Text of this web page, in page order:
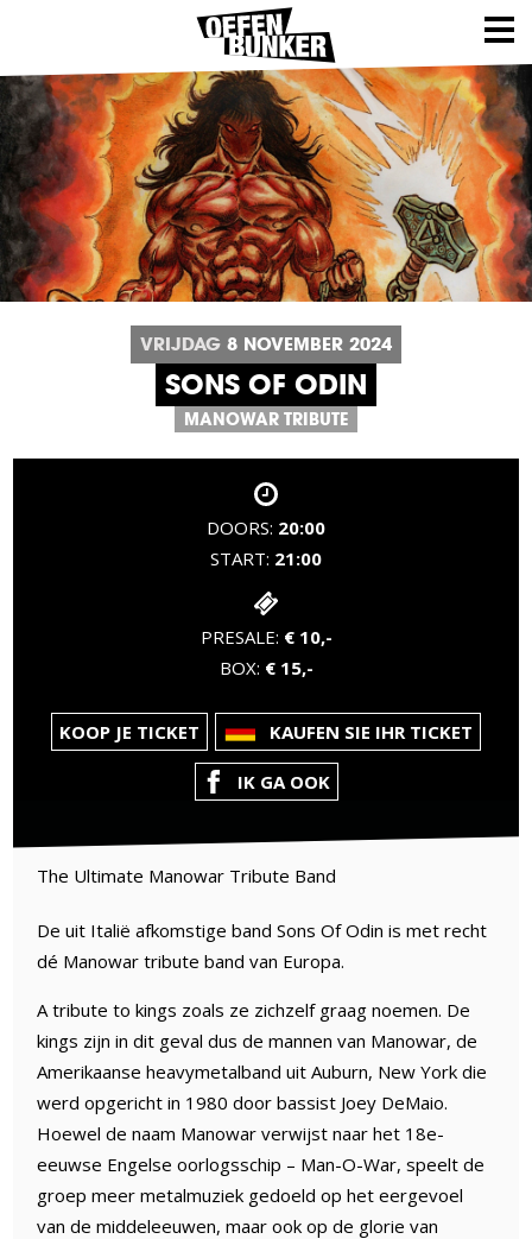
VRIJDAG 8 NOVEMBER 2024
SONS OF ODIN
MANOWAR TRIBUTE
DOORS: 20:00
START: 21:00
PRESALE: € 10,-
BOX: € 15,-
KOOP JE TICKET KAUFEN SIE IHR TICKET
IK GA OOK
The Ultimate Manowar Tribute Band
De uit Italië afkomstige band Sons Of Odin is met recht
dé Manowar tribute band van Europa.
A tribute to kings zoals ze zichzelf graag noemen. De
kings zijn in dit geval dus de mannen van Manowar, de
Amerikaanse heavymetalband uit Auburn, New York die
werd opgericht in 1980 door bassist Joey DeMaio.
Hoewel de naam Manowar verwijst naar het 18e-
eeuwse Engelse oorlogsschip – Man-O-War, speelt de
groep meer metalmuziek gedoeld op het eergevoel
van de middeleeuwen, maar ook op de glorie van